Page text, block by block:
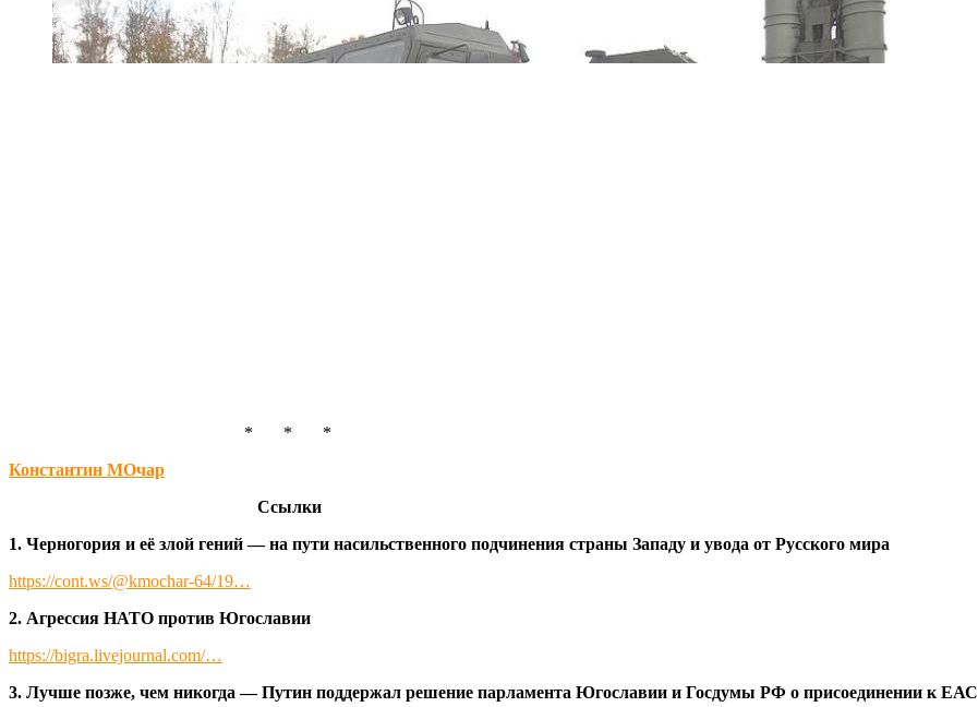
* * *
Константин МОчар
Ссылки
1. Черногория и её злой гений — на пути насильственного подчинения страны Западу и увода от Русского мира
https://cont.ws/@kmochar-64/19…
2. Агрессия НАТО против Югославии
https://bigra.livejournal.com/…
3. Лучше позже, чем никогда — Путин поддержал решение парламента Югославии и Госдумы РФ о присоединении к ЕАС